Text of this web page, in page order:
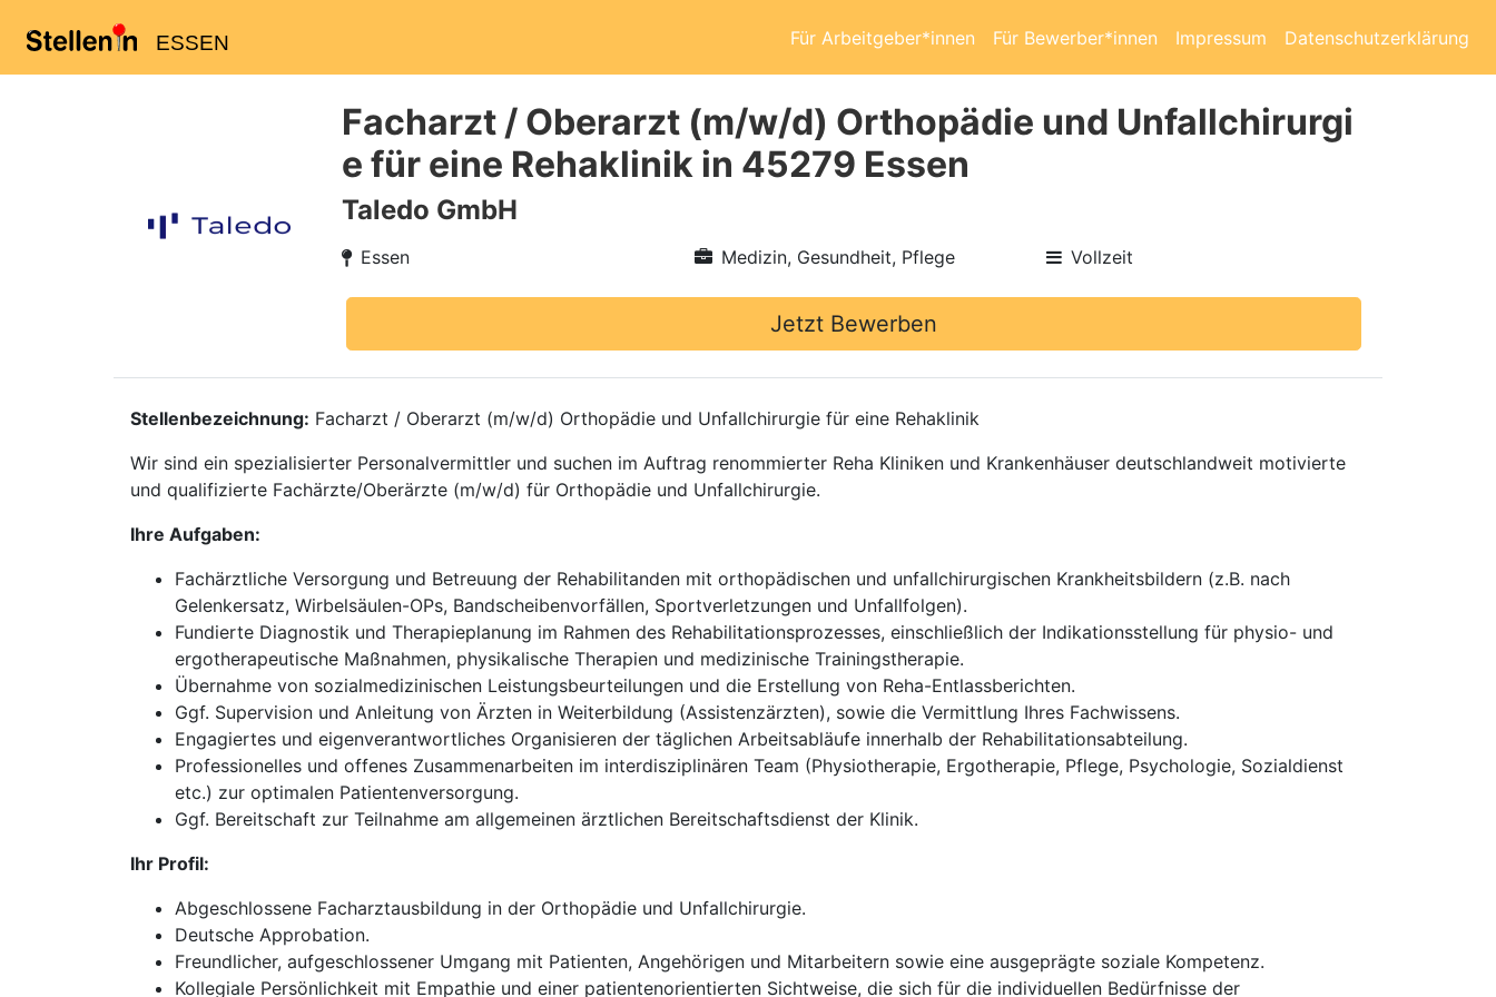
ESSEN Für Arbeitgeber*innen Für Bewerber*innen Impressum Datenschutzerklärung
Facharzt / Oberarzt (m/w/d) Orthopädie und Unfallchirurgi
e für eine Rehaklinik in 45279 Essen
Taledo GmbH
Essen Medizin, Gesundheit, Pflege Vollzeit
Jetzt Bewerben
Stellenbezeichnung: Facharzt / Oberarzt (m/w/d) Orthopädie und Unfallchirurgie für eine Rehaklinik
Wir sind ein spezialisierter Personalvermittler und suchen im Auftrag renommierter Reha Kliniken und Krankenhäuser deutschlandweit motivierte
und qualifizierte Fachärzte/Oberärzte (m/w/d) für Orthopädie und Unfallchirurgie.
Ihre Aufgaben:
Fachärztliche Versorgung und Betreuung der Rehabilitanden mit orthopädischen und unfallchirurgischen Krankheitsbildern (z.B. nach
Gelenkersatz, Wirbelsäulen-OPs, Bandscheibenvorfällen, Sportverletzungen und Unfallfolgen).
Fundierte Diagnostik und Therapieplanung im Rahmen des Rehabilitationsprozesses, einschließlich der Indikationsstellung für physio- und
ergotherapeutische Maßnahmen, physikalische Therapien und medizinische Trainingstherapie.
Übernahme von sozialmedizinischen Leistungsbeurteilungen und die Erstellung von Reha-Entlassberichten.
Ggf. Supervision und Anleitung von Ärzten in Weiterbildung (Assistenzärzten), sowie die Vermittlung Ihres Fachwissens.
Engagiertes und eigenverantwortliches Organisieren der täglichen Arbeitsabläufe innerhalb der Rehabilitationsabteilung.
Professionelles und offenes Zusammenarbeiten im interdisziplinären Team (Physiotherapie, Ergotherapie, Pflege, Psychologie, Sozialdienst
etc.) zur optimalen Patientenversorgung.
Ggf. Bereitschaft zur Teilnahme am allgemeinen ärztlichen Bereitschaftsdienst der Klinik.
Ihr Profil:
Abgeschlossene Facharztausbildung in der Orthopädie und Unfallchirurgie.
Deutsche Approbation.
Freundlicher, aufgeschlossener Umgang mit Patienten, Angehörigen und Mitarbeitern sowie eine ausgeprägte soziale Kompetenz.
Kollegiale Persönlichkeit mit Empathie und einer patientenorientierten Sichtweise, die sich für die individuellen Bedürfnisse der